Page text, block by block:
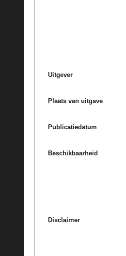
Uitgever
Plaats van uitgave
Publicatiedatum
Beschikbaarheid
Disclaimer